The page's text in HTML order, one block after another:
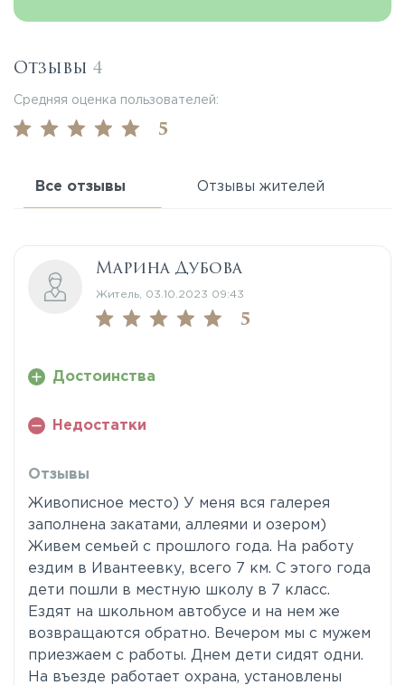
Отзывы 4
Средняя оценка пользователей:
5
Все отзывы Отзывы жителей
Марина Дубова
Житель, 03.10.2023 09:43
5
Достоинства
Недостатки
Отзывы
Живописное место) У меня вся галерея
заполнена закатами, аллеями и озером)
Живем семьей с прошлого года. На работу
ездим в Ивантеевку, всего 7 км. С этого года
дети пошли в местную школу в 7 класс.
Ездят на школьном автобусе и на нем же
возвращаются обратно. Вечером мы с мужем
приезжаем с работы. Днем дети сидят одни.
На въезде работает охрана, установлены